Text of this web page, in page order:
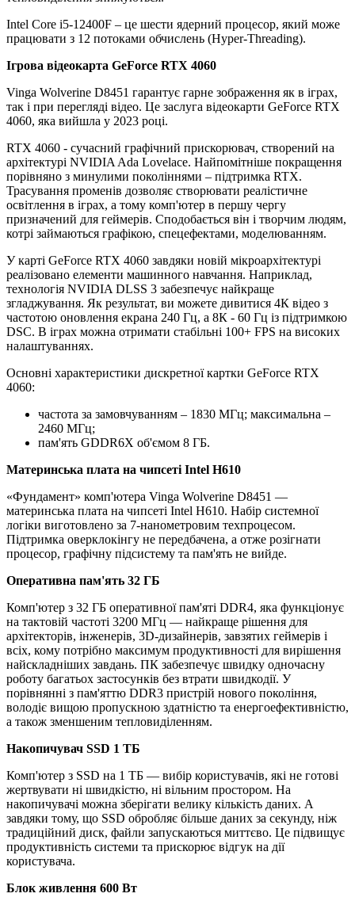
Intel Core i5-12400F – це шести ядерний процесор, який може
працювати з 12 потоками обчислень (Hyper-Threading).
Ігрова відеокарта GeForce RTX 4060
Vinga Wolverine D8451 гарантує гарне зображення як в іграх,
так і при перегляді відео. Це заслуга відеокарти GeForce RTX
4060, яка вийшла у 2023 році.
RTX 4060 - сучасний графічний прискорювач, створений на
архітектурі NVIDIA Ada Lovelace. Найпомітніше покращення
порівняно з минулими поколіннями – підтримка RTX.
Трасування променів дозволяє створювати реалістичне
освітлення в іграх, а тому комп'ютер в першу чергу
призначений для геймерів. Сподобається він і творчим людям,
котрі займаються графікою, спецефектами, моделюванням.
У карті GeForce RTX 4060 завдяки новій мікроархітектурі
реалізовано елементи машинного навчання. Наприклад,
технологія NVIDIA DLSS 3 забезпечує найкраще
згладжування. Як результат, ви можете дивитися 4К відео з
частотою оновлення екрана 240 Гц, а 8К - 60 Гц із підтримкою
DSC. В іграх можна отримати стабільні 100+ FPS на високих
налаштуваннях.
Основні характеристики дискретної картки GeForce RTX
4060:
частота за замовчуванням – 1830 МГц; максимальна –
2460 МГц;
пам'ять GDDR6X об'ємом 8 ГБ.
Материнська плата на чипсеті Intel H610
«Фундамент» комп'ютера Vinga Wolverine D8451 —
материнська плата на чипсеті Intel H610. Набір системної
логіки виготовлено за 7-нанометровим техпроцесом.
Підтримка оверклокінгу не передбачена, а отже розігнати
процесор, графічну підсистему та пам'ять не вийде.
Оперативна пам'ять 32 ГБ
Комп'ютер з 32 ГБ оперативної пам'яті DDR4, яка функціонує
на тактовій частоті 3200 МГц — найкраще рішення для
архітекторів, інженерів, 3D-дизайнерів, завзятих геймерів і
всіх, кому потрібно максимум продуктивності для вирішення
найскладніших завдань. ПК забезпечує швидку одночасну
роботу багатьох застосунків без втрати швидкодії. У
порівнянні з пам'яттю DDR3 пристрій нового покоління,
володіє вищою пропускною здатністю та енергоефективністю,
а також зменшеним тепловиділенням.
Накопичувач SSD 1 ТБ
Комп'ютер з SSD на 1 ТБ — вибір користувачів, які не готові
жертвувати ні швидкістю, ні вільним простором. На
накопичувачі можна зберігати велику кількість даних. А
завдяки тому, що SSD обробляє більше даних за секунду, ніж
традиційний диск, файли запускаються миттєво. Це підвищує
продуктивність системи та прискорює відгук на дії
користувача.
Блок живлення 600 Вт